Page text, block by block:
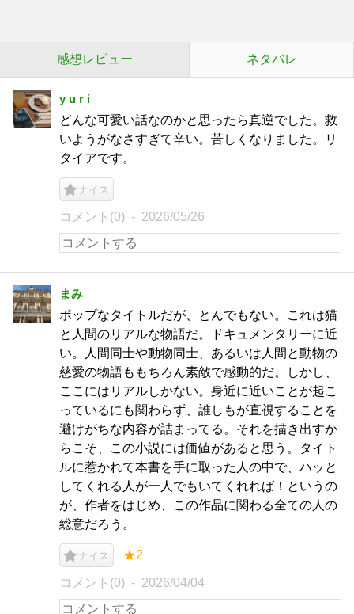
感想レビュー ネタバレ
y u r i
どんな可愛い話なのかと思ったら真逆でした。救
いようがなさすぎて辛い。苦しくなりました。リ
タイアです。
ナイス
コメント(0) 2026/05/26
まみ
ポップなタイトルだが、とんでもない。これは猫
と人間のリアルな物語だ。ドキュメンタリーに近
い。人間同士や動物同士、あるいは人間と動物の
慈愛の物語ももちろん素敵で感動的だ。しかし、
ここにはリアルしかない。身近に近いことが起こ
っているにも関わらず、誰しもが直視することを
避けがちな内容が詰まってる。それを描き出すか
らこそ、この小説には価値があると思う。タイト
ルに惹かれて本書を手に取った人の中で、ハッと
してくれる人が一人でもいてくれれば！というの
が、作者をはじめ、この作品に関わる全ての人の
総意だろう。
ナイス ★2
コメント(0) 2026/04/04